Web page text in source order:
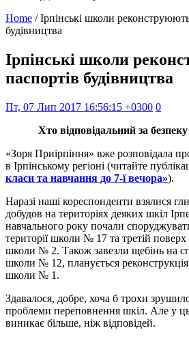
Home / Ірпінські школи
будівництва
Ірпінські школи
паспортів будівництва
Пт, 07 Лип 2017 16:56:15 +0300 0
Хто відповідальний за безпеку
«Зоря Приірпіння» вже розповідала
в Ірпінському регіоні (читайте
класи та навчання до 7-ї вечора»).
Наразі наші кореспонденти взялися
добудов на територіях деяких шкіл
навчального року почали
території школи № 17 та третій
школи № 2. Також завезли щебінь на
школи № 12, планується
школи № 1.
Здавалося, добре, хоча б трохи
проблеми переповнення шкіл. Але у
виникає більше, ніж відповідей.